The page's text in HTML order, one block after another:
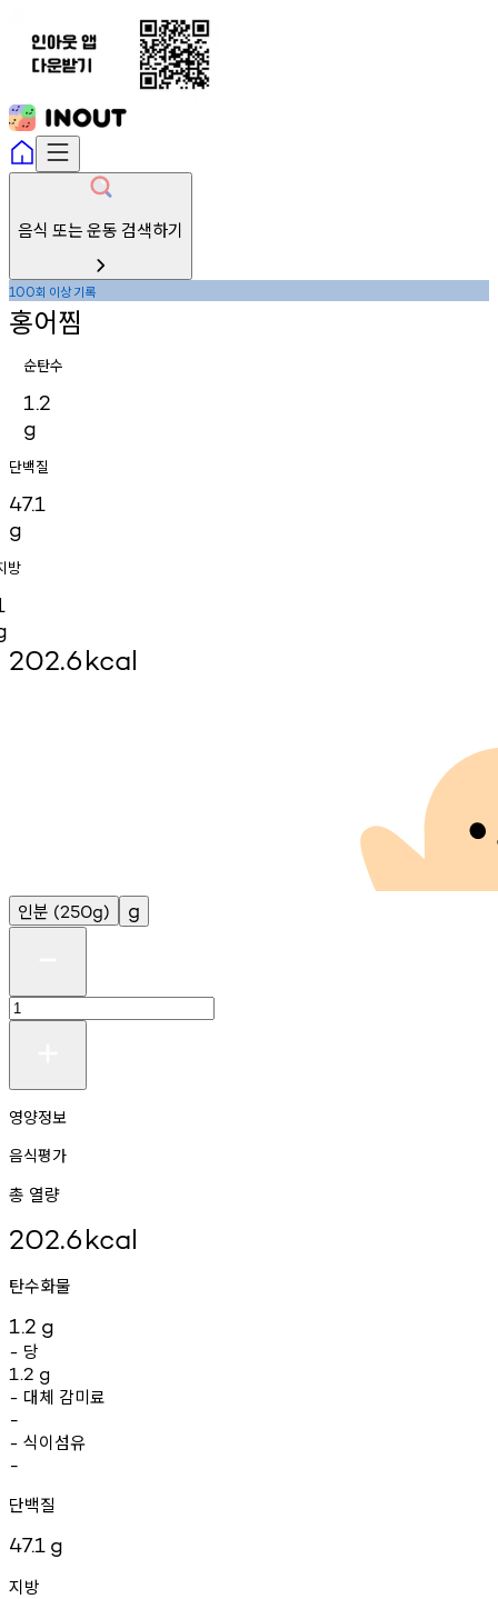
음식 또는 운동 검색하기
100회 이상기록
홍어찜
순탄수
1.2
g
단백질
47.1
g
방
202.6kcal
인분 (250g) g
영양정보
음식평가
총 열량
202.6kcal
탄수화물
1.2 g
- 당
1.2 g
- 대체 감미료
-
- 식이섬유
-
단백질
47.1 g
지방